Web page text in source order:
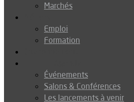
Marchés
Emploi
Formation
Événements
Salons & Conférences
Les lancements à venir